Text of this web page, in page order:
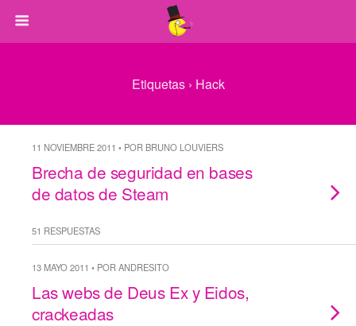
Etiquetas › Hack
11 NOVIEMBRE 2011 • POR BRUNO LOUVIERS
Brecha de seguridad en bases
de datos de Steam
51 RESPUESTAS
13 MAYO 2011 • POR ANDRESITO
Las webs de Deus Ex y Eidos,
crackeadas